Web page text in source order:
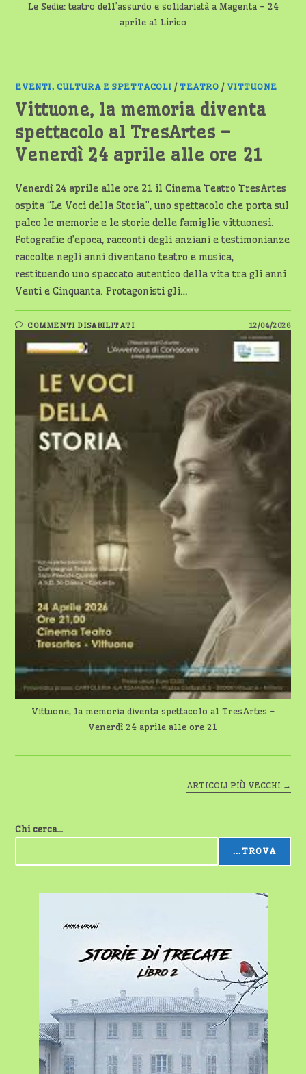
Le Sedie: teatro dell’assurdo e solidarietà a Magenta - 24
aprile al Lirico
EVENTI, CULTURA E SPETTACOLI /TEATRO / VITTUONE
Vittuone, la memoria diventa
spettacolo al TresArtes –
Venerdì 24 aprile alle ore 21
Venerdì 24 aprile alle ore 21 il Cinema Teatro TresArtes
ospita “Le Voci della Storia”, uno spettacolo che porta sul
palco le memorie e le storie delle famiglie vittuonesi.
Fotografie d’epoca, racconti degli anziani e testimonianze
raccolte negli anni diventano teatro e musica,
restituendo uno spaccato autentico della vita tra gli anni
Venti e Cinquanta. Protagonisti gli…
COMMENTI DISABILITATISU
VITTUONE,
LA
MEMORIA
DIVENTA
–
12/04/2026
Vittuone, la memoria diventa spettacolo al TresArtes -
Venerdì 24 aprile alle ore 21
ARTICOLI PIÙ VECCHI →
Chi cerca...
...TROVA